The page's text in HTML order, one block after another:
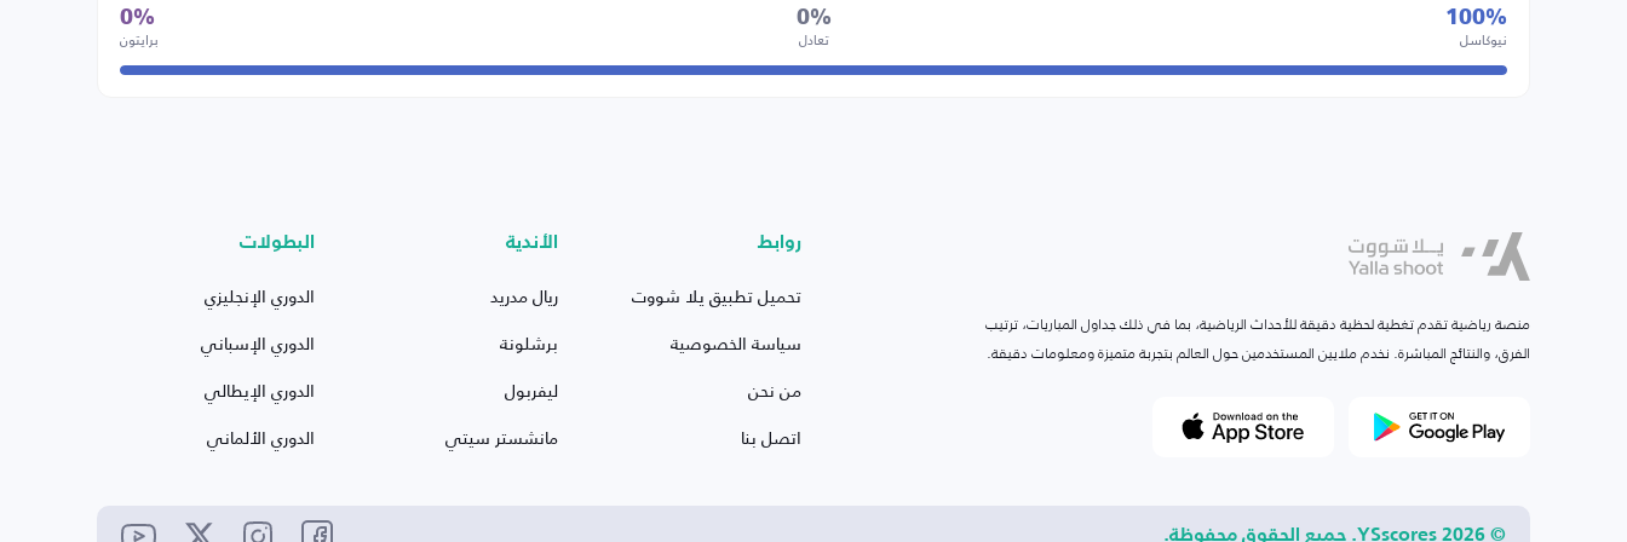
100%
نيوكاسل
0%
تعادل
0%
برايتون
منصة رياضية تقدم تغطية لحظية دقيقة للأحداث الرياضية، بما في ذلك جداول المباريات، ترتيب
الفرق، والنتائج المباشرة. نخدم ملايين المستخدمين حول العالم بتجربة متميزة ومعلومات دقيقة.
روابط
تحميل تطبيق يلا شووت
سياسة الخصوصية
من نحن
اتصل بنا
الأندية
ريال مدريد
برشلونة
ليفربول
مانشستر سيتي
البطولات
الدوري الإنجليزي
الدوري الإسباني
الدوري الإيطالي
الدوري الألماني
© 2026 YSscores. جميع الحقوق محفوظة.